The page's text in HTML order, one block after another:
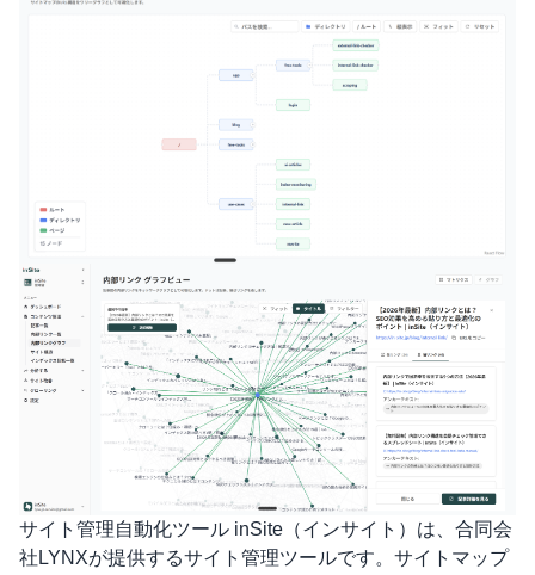
サイト管理自動化ツール inSite（インサイト） は、合同会
社LYNXが提供するサイト管理ツールです。サイトマップ